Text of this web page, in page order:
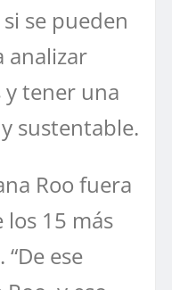
se pueden
analizar
y tener una
sustentable.
Roo fuera
15 más
ese